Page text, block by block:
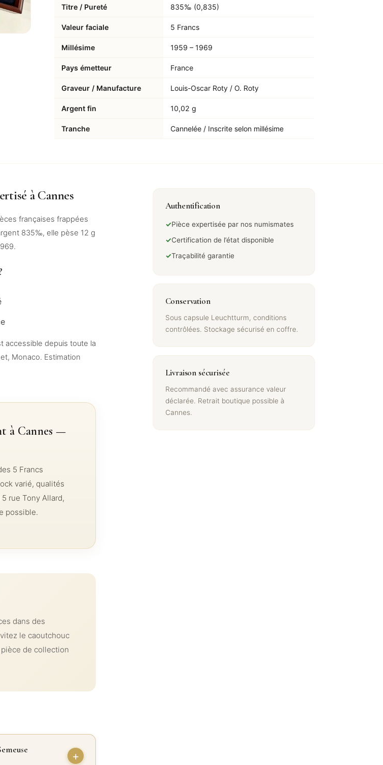
Titre / Pureté 835‰ (0,835)
Valeur faciale 5 Francs
Millésime 1959 – 1969
Pays émetteur France
Graveur / Manufacture Louis-Oscar Roty / O. Roty
Argent fin 10,02 g
Tranche Cannelée / Inscrite selon millésime
à Cannes
françaises frappées
835‰, elle pèse 12 g
accessible depuis toute la
Monaco. Estimation
à Cannes —
5 Francs
varié, qualités
rue Tony Allard,
possible.
dans des
le caoutchouc
de collection
Authentification
✓Pièce expertisée par nos numismates
✓Certification de l’état disponible
✓Traçabilité garantie
Conservation
Sous capsule Leuchtturm, conditions
contrôlées. Stockage sécurisé en coffre.
Livraison sécurisée
Recommandé avec assurance valeur
déclarée. Retrait boutique possible à
Cannes.